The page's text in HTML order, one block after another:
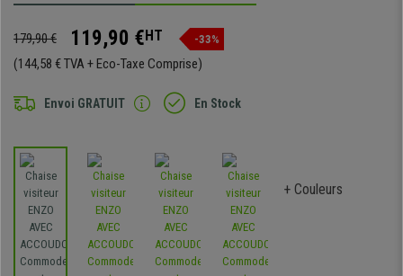
179,90 € 119,90 €HT -33%
(144,58 € TVA + Eco-Taxe Comprise)
Envoi GRATUIT En Stock
+ Couleurs